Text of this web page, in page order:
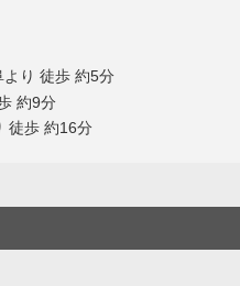
り 徒歩 約5分
約9分
徒歩 約16分